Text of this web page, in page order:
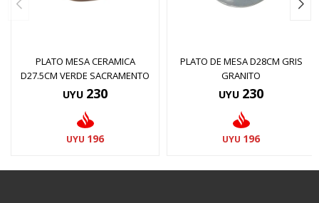
PLATO MESA CERAMICA
D27.5CM VERDE SACRAMENTO
UYU 230
UYU 196
PLATO DE MESA D28CM GRIS
GRANITO
UYU 230
UYU 196